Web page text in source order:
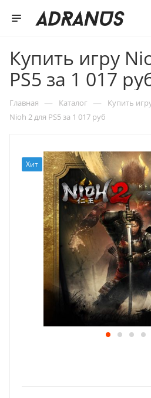
Купить игру
PS5 за 1 017
Главная — Каталог — Купить
Nioh 2 для PS5 за 1 017 руб
Хит